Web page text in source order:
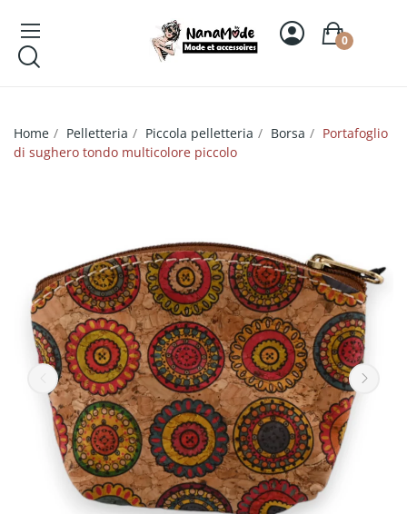
0
Home Pelletteria Piccola pelletteria Borsa
Portafoglio
di sughero tondo multicolore piccolo